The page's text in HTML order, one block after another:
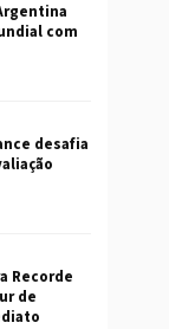
com
desafia
Recorde
de